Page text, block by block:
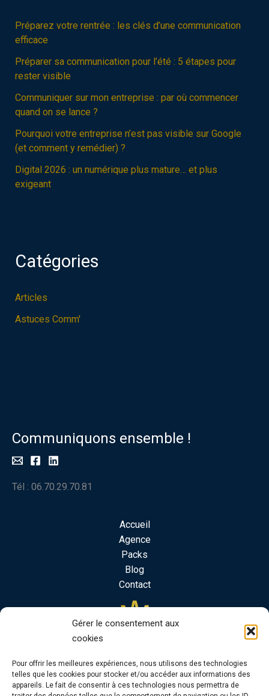
Gérer le consentement aux
cookies
Pour offrir les meilleures expériences, nous utilisons des technologies
telles que les cookies pour stocker et/ou accéder aux informations des
appareils. Le fait de consentir à ces technologies nous permettra de
Préparez votre rentrée : les clés d’une communication
efficace
Préparer sa communication pour l’été : 5 étapes pour
rester visible
Communiquer sur mon entreprise : par où commencer
quand on se lance ?
Pourquoi votre entreprise n’est pas visible sur Google
(et comment y remédier) ?
Digital 2026 : un numérique plus mature… et plus
exigeant
Catégories
Articles
Astuces Comm'
Communiquons ensemble !
Tél : 06.70.29.70.81
Accueil
Agence
Packs
Blog
Contact